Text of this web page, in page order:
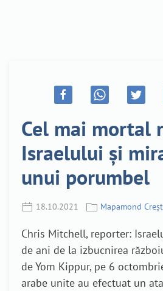
Cel mai mortal
Israelului și
unui porumbel
18.10.2021 Mapamond
Chris Mitchell, reporter:
de ani de la izbucnirea
de Yom Kippur, pe 6
arabe unite au efectuat un